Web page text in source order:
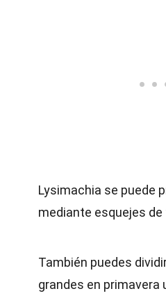
Lysimachia se puede
mediante esquejes de
También puedes
grandes en primavera